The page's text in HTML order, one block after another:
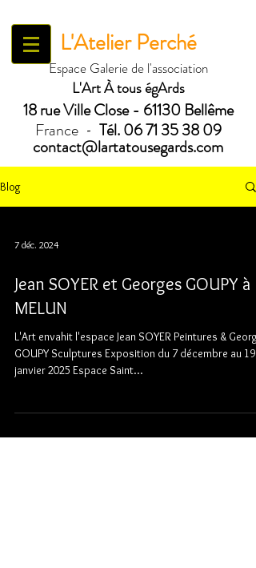
L'Atelier Perché
Espace Galerie de l'association
L'Art À tous égArds
18 rue Ville Close - 61130 Bellême
France- Tél.06 71 35 38 09
contact@lartatousegards.com
Blog
7 déc. 2024
Jean SOYER et Georges GOUPY à
MELUN
L'Art envahit l'espace Jean SOYER Peintures & Georges
GOUPY Sculptures Exposition du 7 décembre au 19
janvier 2025 Espace Saint...